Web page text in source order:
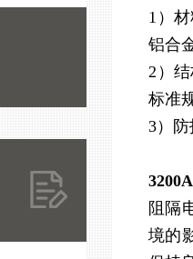
1）
铝合
2）
标准
3）
阻隔
境的